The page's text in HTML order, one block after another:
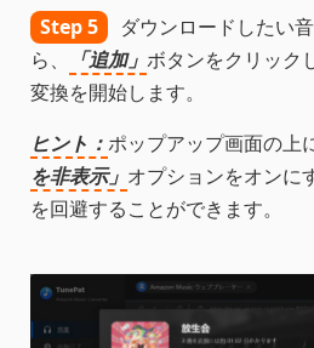
Step 5
ダウンロードしたい
ら、
「追加」 ボタンをクリック
変換を開始します。
ヒント：ポップアップ画面の上
を非表示」 オプションをオンに
を回避することができます。